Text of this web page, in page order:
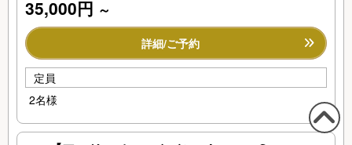
35,000円 ～
詳細/ご予約
定員
2名様